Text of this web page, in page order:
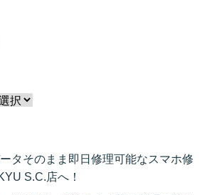
タそのまま即日修理可能なスマホ修
S.C.店へ！